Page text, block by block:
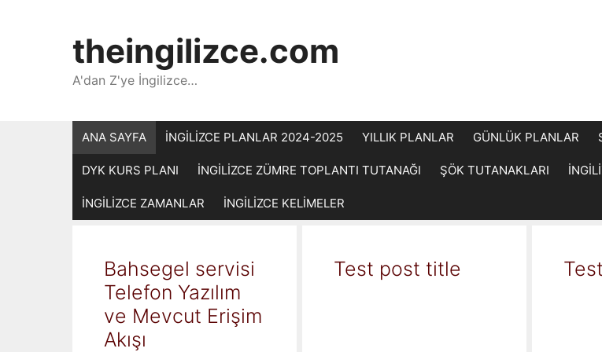
theingilizce.com
A'dan Z'ye İngilizce…
ANA SAYFA İNGİLİZCE PLANLAR 2024-2025 YILLIK PLANLAR GÜNLÜK PLANLAR
DYK KURS PLANI İNGİLİZCE ZÜMRE TOPLANTI TUTANAĞI ŞÖK TUTANAKLARI
İNGİLİZCE ZAMANLAR İNGİLİZCE KELİMELER
Bahsegel servisi
Telefon Yazılım
ve Mevcut Erişim
Akışı
Test post title